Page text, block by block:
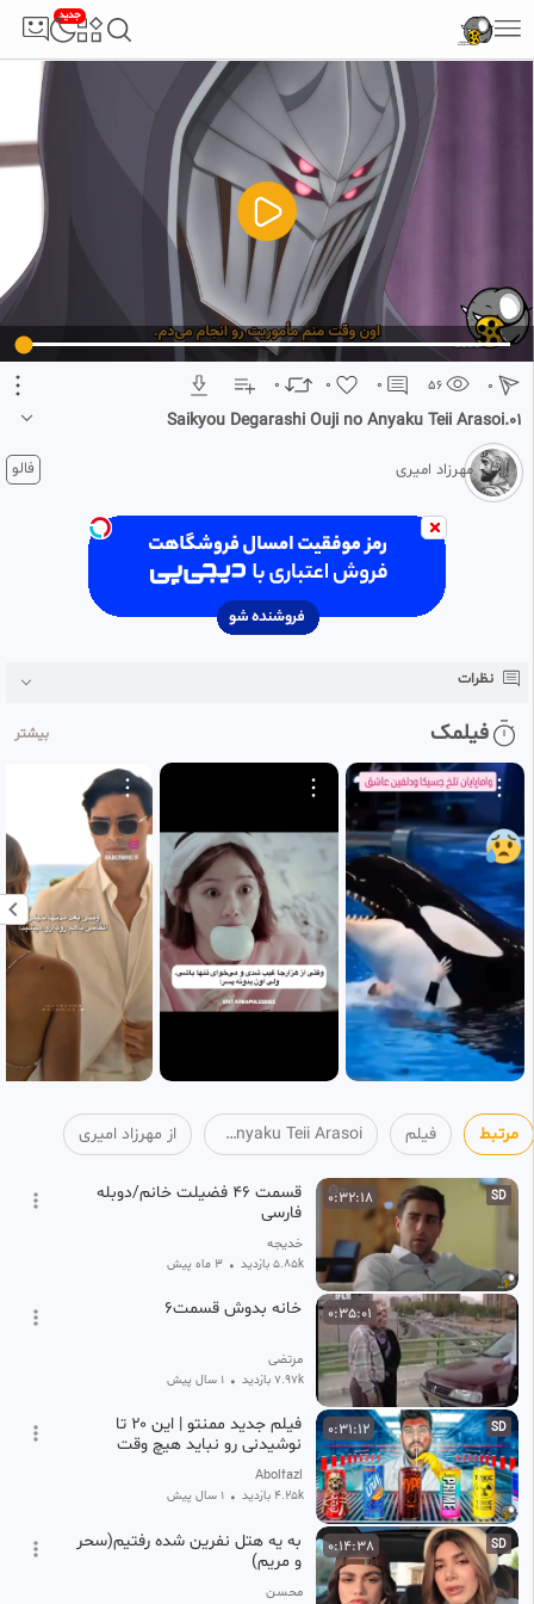
جدید
5
تبلیغ 1 از 2
0 0 0 56 0
Saikyou Degarashi Ouji no Anyaku Teii Arasoi.01
نام انگلیسی:
The Insipid Prince`s Furtive Grab for The Throne
چنگ‌اندازی مخفیانه‌ی شاهزاده‌ی بی‌رمق به تاج‌وتخت
最強出涸らし皇子の暗躍帝位争い
امپراتوری آدراسیا در قاره فوگل. نبردی برای تاج و تخت امپراطوری وجود دارد که
فرزندان امپراتور برای گسترش قدرت خود به رقابت می پردازند. با این حال، یک
لیکس آدلر. مرد جوانی که از هر نظر از برادر دوقلوی کوچکترش پایین تر بود،
شاهزاده کسل کننده. آرنولد بی‌کفایت و بی‌حال، هر روز را صرف بازی کردن تلف
نام `سیلور` است. با تشدید نبرد برای تاج و تخت، تصمیم گرفت: `من نمی
خواهم بمیرم، پس بیایید برادر کوچکم را امپراتور کنیم...` این داستان مانورهای
مخفیانه پوچ شاهزاده ای است که علاقه ای به عنوان شاهزاده ندارد. امپراتور
#‌انیمه_ژاپنی
#‌فانتزی
#‌اکشن
#‌ماجراجویی
مهرزاد امیری فالو
نظرات
فیلمک بیشتر
مرتبط فیلم Saikyou Degarashi Ouji no Anyaku Teii Arasoi از مهرزاد امیری
SD
0:32:18
قسمت ۴۶ فضیلت خانم/دوبله
فارسی
خدیجه
5.85k بازدید • 3 ماه پیش
0:35:01 خانه بدوش قسمت۶
مرتضی
7.97k بازدید • 1 سال پیش
SD
0:31:12
فیلم جدید ممنتو | این ۲۰ تا
نوشیدنی رو نباید هیچ وقت
امتحان کنید
Abolfazl
4.25k بازدید • 1 سال پیش
SD
0:14:38
به یه هتل نفرین شده رفتیم(سحر
و مریم)
محسن